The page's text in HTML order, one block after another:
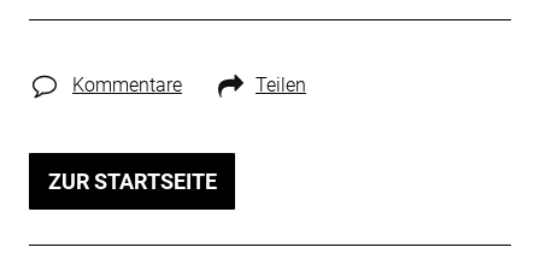
Kommentare Teilen
ZUR STARTSEITE